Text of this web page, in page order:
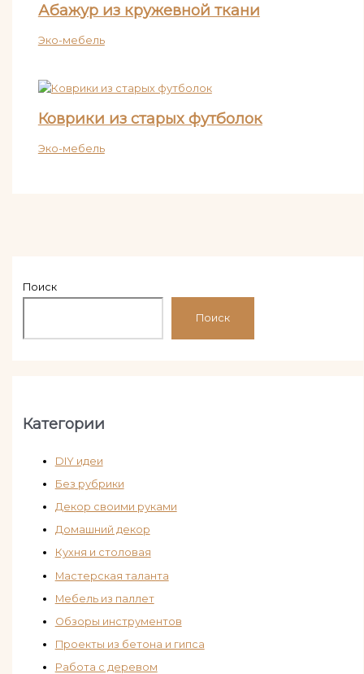
Поиск
Поиск
Категории
DIY идеи
Без рубрики
Декор своими руками
Домашний декор
Кухня и столовая
Мастерская таланта
Мебель из паллет
Обзоры инструментов
Проекты из бетона и гипса
Работа с деревом
Абажур из кружевной ткани
Эко-мебель
Коврики из старых футболок
Эко-мебель